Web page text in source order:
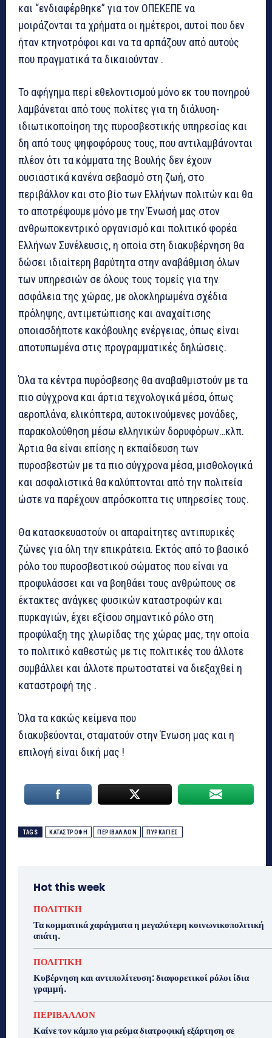
και “ενδιαφέρθηκε” για τον ΟΠΕΚΕΠΕ να
μοιράζονται τα χρήματα οι ημέτεροι, αυτοί που δεν
ήταν κτηνοτρόφοι και να τα αρπάζουν από αυτούς
που πραγματικά τα δικαιούνταν .
Το αφήγημα περί εθελοντισμού μόνο εκ του πονηρού
λαμβάνεται από τους πολίτες για τη διάλυση-
ιδιωτικοποίηση της πυροσβεστικής υπηρεσίας και
δη από τους ψηφοφόρους τους, που αντιλαμβάνονται
πλέον ότι τα κόμματα της Βουλής δεν έχουν
ουσιαστικά κανένα σεβασμό στη ζωή, στο
περιβάλλον και στο βίο των Ελλήνων πολιτών και θα
το αποτρέψουμε μόνο με την Ένωσή μας στον
ανθρωποκεντρικό οργανισμό και πολιτικό φορέα
Ελλήνων Συνέλευσις, η οποία στη διακυβέρνηση θα
δώσει ιδιαίτερη βαρύτητα στην αναβάθμιση όλων
των υπηρεσιών σε όλους τους τομείς για την
ασφάλεια της χώρας, με ολοκληρωμένα σχέδια
πρόληψης, αντιμετώπισης και αναχαίτισης
οποιασδήποτε κακόβουλης ενέργειας, όπως είναι
αποτυπωμένα στις προγραμματικές δηλώσεις.
Όλα τα κέντρα πυρόσβεσης θα αναβαθμιστούν με τα
πιο σύγχρονα και άρτια τεχνολογικά μέσα, όπως
αεροπλάνα, ελικόπτερα, αυτοκινούμενες μονάδες,
παρακολούθηση μέσω ελληνικών δορυφόρων…κλπ.
Άρτια θα είναι επίσης η εκπαίδευση των
πυροσβεστών με τα πιο σύγχρονα μέσα, μισθολογικά
και ασφαλιστικά θα καλύπτονται από την πολιτεία
ώστε να παρέχουν απρόσκοπτα τις υπηρεσίες τους.
Θα κατασκευαστούν οι απαραίτητες αντιπυρικές
ζώνες για όλη την επικράτεια. Εκτός από το βασικό
ρόλο του πυροσβεστικού σώματος που είναι να
προφυλάσσει και να βοηθάει τους ανθρώπους σε
έκτακτες ανάγκες φυσικών καταστροφών και
πυρκαγιών, έχει εξίσου σημαντικό ρόλο στη
προφύλαξη της χλωρίδας της χώρας μας, την οποία
το πολιτικό καθεστώς με τις πολιτικές του άλλοτε
συμβάλλει και άλλοτε πρωτοστατεί να διεξαχθεί η
καταστροφή της .
Όλα τα κακώς κείμενα που
διακυβεύονται, σταματούν στην Ένωση μας και η
επιλογή είναι δική μας !
TAGS ΚΑΤΑΣΤΡΟΦΗ ΠΕΡΙΒΑΛΛΟΝ ΠΥΡΚΑΓΙΕΣ
Hot this week
ΠΟΛΙΤΙΚΗ
Τα κομματικά χαράγματα η μεγαλύτερη κοινωνικοπολιτική
απάτη.
ΠΟΛΙΤΙΚΗ
Κυβέρνηση και αντιπολίτευση: διαφορετικοί ρόλοι ίδια
γραμμή.
ΠΕΡΙΒΑΛΛΟΝ
Καίνε τον κάμπο για ρεύμα διατροφική εξάρτηση σε